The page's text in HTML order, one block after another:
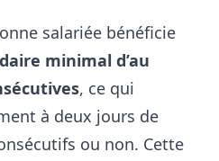
salariée bénéficie
minimal d’au
, ce qui
à deux jours de
ou non. Cette